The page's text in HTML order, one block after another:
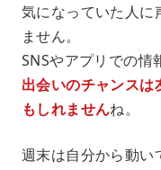
気になっていた人に
ません。
SNSやアプリでの情
出会いのチャンス
もしれませんね。
週末は自分から動い